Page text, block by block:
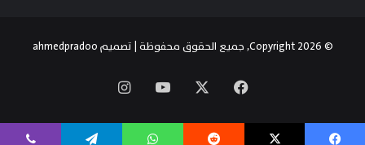
© Copyright 2026, جميع الحقوق محفوظة | تصميم ahmedpradoo
فيسبوك ‫YouTube